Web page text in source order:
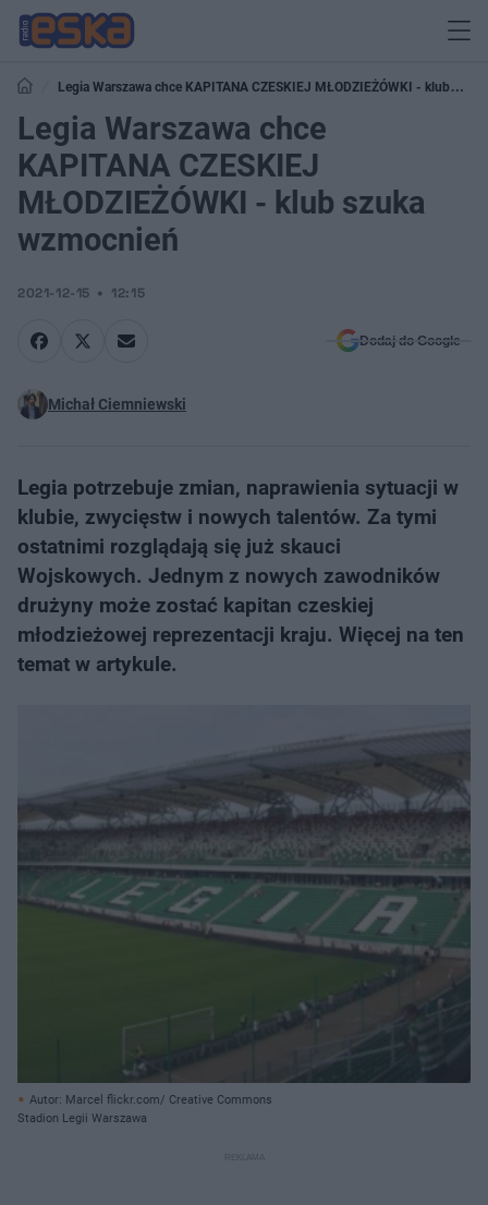
Legia Warszawa chce KAPITANA CZESKIEJ MŁODZIEŻÓWKI - klub
szuka wzmocnień
Legia Warszawa chce
KAPITANA CZESKIEJ
MŁODZIEŻÓWKI - klub szuka
wzmocnień
2021-12-15 12:15
Dodaj do Google
Michał Ciemniewski
Legia potrzebuje zmian, naprawienia sytuacji w
klubie, zwycięstw i nowych talentów. Za tymi
ostatnimi rozglądają się już skauci
Wojskowych. Jednym z nowych zawodników
drużyny może zostać kapitan czeskiej
młodzieżowej reprezentacji kraju. Więcej na ten
temat w artykule.
Autor: Marcel flickr.com/ Creative Commons
Stadion Legii Warszawa